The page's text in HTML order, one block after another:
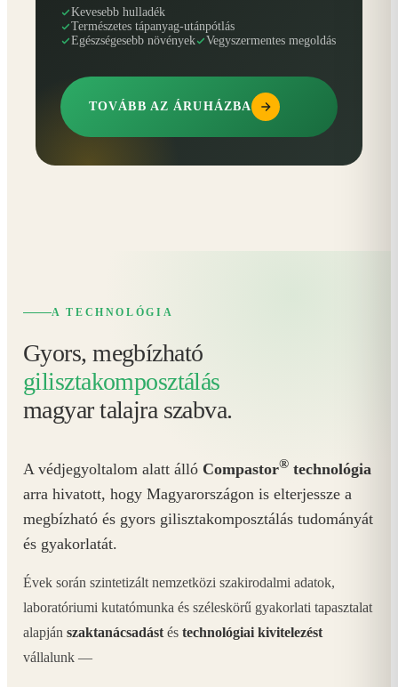
Kevesebb hulladék
Természetes tápanyag-utánpótlás
Egészségesebb növények
Vegyszermentes megoldás
TOVÁBB AZ ÁRUHÁZBA
A TECHNOLÓGIA
Gyors, megbízható
gilisztakomposztálás
magyar talajra szabva.
A védjegyoltalom alatt álló Compastor® technológia
arra hivatott, hogy Magyarországon is elterjessze a
megbízható és gyors gilisztakomposztálás tudományát
és gyakorlatát.
Évek során szintetizált nemzetközi szakirodalmi adatok,
laboratóriumi kutatómunka és széleskörű gyakorlati tapasztalat
alapján szaktanácsadást és technológiai kivitelezést
vállalunk —